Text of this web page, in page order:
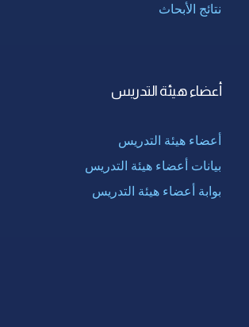
نتائج الأبحاث
أعضاء هيئة التدريس
أعضاء هيئة التدريس
بيانات أعضاء هيئة التدريس
بوابة أعضاء هيئة التدريس